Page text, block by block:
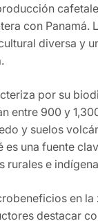
con Panamá.
diversa y
por su
entre 900 y
y suelos
es una fuente
rurales e
en la
destacar